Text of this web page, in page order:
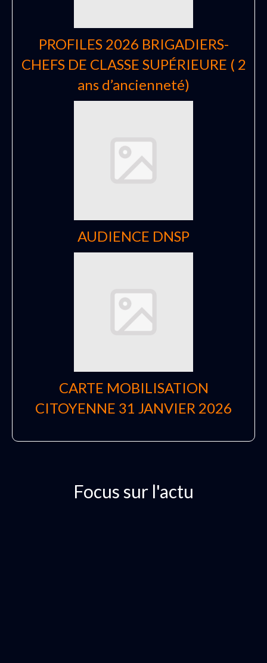
PROFILES 2026 BRIGADIERS-
CHEFS DE CLASSE SUPÉRIEURE ( 2
ans d’ancienneté)
AUDIENCE DNSP
CARTE MOBILISATION
CITOYENNE 31 JANVIER 2026
Focus sur l'actu